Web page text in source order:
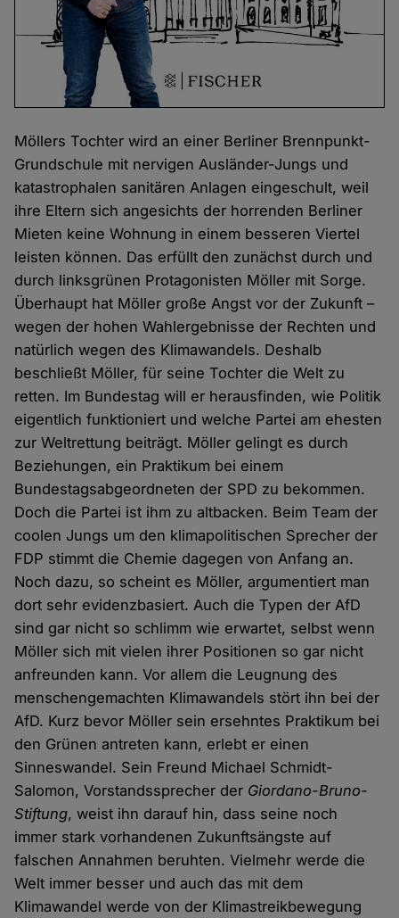
Möllers Tochter wird an einer Berliner Brennpunkt-
Grundschule mit nervigen Ausländer-Jungs und
katastrophalen sanitären Anlagen eingeschult, weil
ihre Eltern sich angesichts der horrenden Berliner
Mieten keine Wohnung in einem besseren Viertel
leisten können. Das erfüllt den zunächst durch und
durch linksgrünen Protagonisten Möller mit Sorge.
Überhaupt hat Möller große Angst vor der Zukunft –
wegen der hohen Wahlergebnisse der Rechten und
natürlich wegen des Klimawandels. Deshalb
beschließt Möller, für seine Tochter die Welt zu
retten. Im Bundestag will er herausfinden, wie Politik
eigentlich funktioniert und welche Partei am ehesten
zur Weltrettung beiträgt. Möller gelingt es durch
Beziehungen, ein Praktikum bei einem
Bundestagsabgeordneten der SPD zu bekommen.
Doch die Partei ist ihm zu altbacken. Beim Team der
coolen Jungs um den klimapolitischen Sprecher der
FDP stimmt die Chemie dagegen von Anfang an.
Noch dazu, so scheint es Möller, argumentiert man
dort sehr evidenzbasiert. Auch die Typen der AfD
sind gar nicht so schlimm wie erwartet, selbst wenn
Möller sich mit vielen ihrer Positionen so gar nicht
anfreunden kann. Vor allem die Leugnung des
menschengemachten Klimawandels stört ihn bei der
AfD. Kurz bevor Möller sein ersehntes Praktikum bei
den Grünen antreten kann, erlebt er einen
Sinneswandel. Sein Freund Michael Schmidt-
Salomon, Vorstandssprecher der Giordano-Bruno-
Stiftung, weist ihn darauf hin, dass seine noch
immer stark vorhandenen Zukunftsängste auf
falschen Annahmen beruhten. Vielmehr werde die
Welt immer besser und auch das mit dem
Klimawandel werde von der Klimastreikbewegung